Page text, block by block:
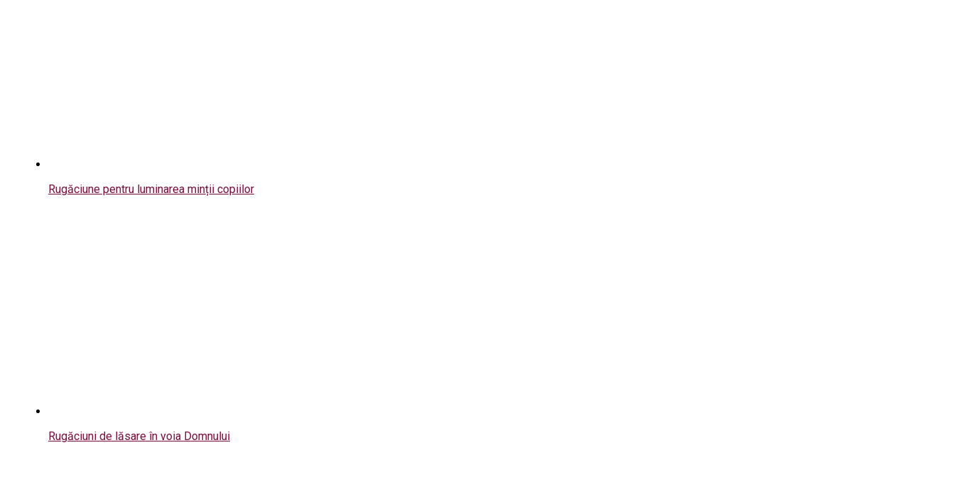
Rugăciune pentru luminarea minții copiilor
Rugăciuni de lăsare în voia Domnului